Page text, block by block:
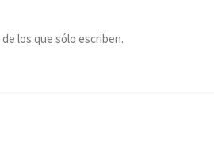
los que sólo escriben.